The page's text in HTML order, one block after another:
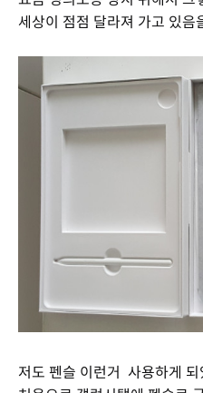
세상이 점점 달라져 가고 있음
저도 펜슬 이런거 사용하게 되